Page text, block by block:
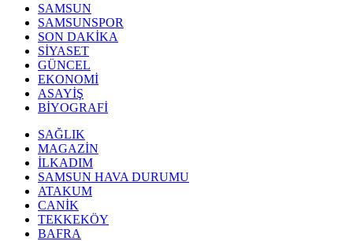
SAMSUN
SAMSUNSPOR
SON DAKİKA
SİYASET
GÜNCEL
EKONOMİ
ASAYİŞ
BİYOGRAFİ
SAĞLIK
MAGAZİN
İLKADIM
SAMSUN HAVA DURUMU
ATAKUM
CANİK
TEKKEKÖY
BAFRA